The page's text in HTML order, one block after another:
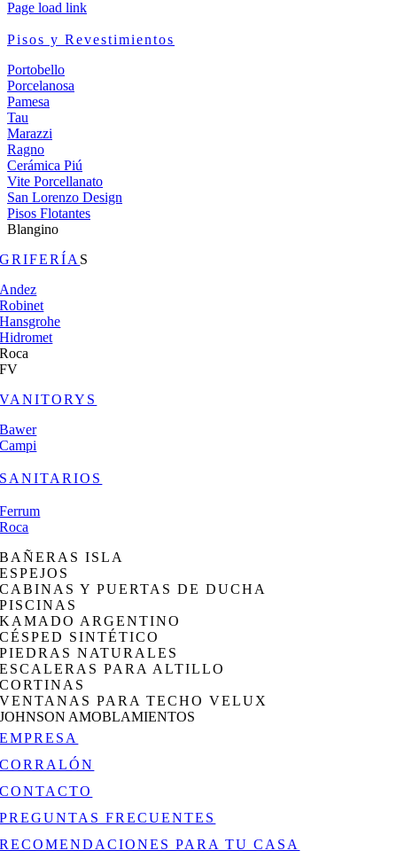
Page load link
Pisos y Revestimientos
Portobello
Porcelanosa
Pamesa
Tau
Marazzi
Ragno
Cerámica Piú
Vite Porcellanato
San Lorenzo Design
Pisos Flotantes
Blangino
GRIFERÍA S
Andez
Robinet
Hansgrohe
Hidromet
Roca
FV
VANITORYS
Bawer
Campi
SANITARIOS
Ferrum
Roca
BAÑERAS ISLA
ESPEJOS
CABINAS Y PUERTAS DE DUCHA
PISCINAS
KAMADO ARGENTINO
CÉSPED SINTÉTICO
PIEDRAS NATURALES
ESCALERAS PARA ALTILLO
CORTINAS
VENTANAS PARA TECHO VELUX
JOHNSON AMOBLAMIENTOS
EMPRESA
CORRALÓN
CONTACTO
PREGUNTAS FRECUENTES
RECOMENDACIONES PARA TU CASA